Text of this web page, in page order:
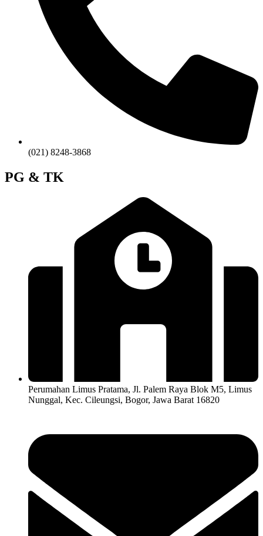
(021) 8248-3868
PG & TK
Perumahan Limus Pratama, Jl. Palem Raya Blok M5, Limus
Nunggal, Kec. Cileungsi, Bogor, Jawa Barat 16820